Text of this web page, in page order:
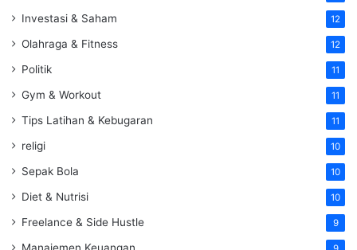
Investasi & Saham 12
Olahraga & Fitness 12
Politik 11
Gym & Workout 11
Tips Latihan & Kebugaran 11
religi 10
Sepak Bola 10
Diet & Nutrisi 10
Freelance & Side Hustle 9
Manajemen Keuangan